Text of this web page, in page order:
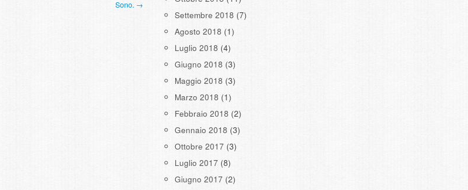
Sono. →
Settembre 2018 (7)
Agosto 2018 (1)
Luglio 2018 (4)
Giugno 2018 (3)
Maggio 2018 (3)
Marzo 2018 (1)
Febbraio 2018 (2)
Gennaio 2018 (3)
Ottobre 2017 (3)
Luglio 2017 (8)
Giugno 2017 (2)